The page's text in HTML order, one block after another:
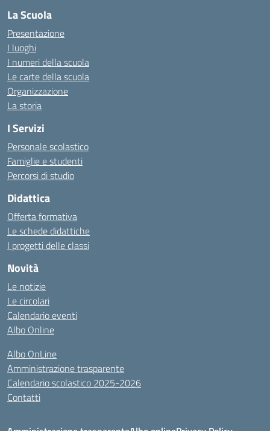
La Scuola
Presentazione
I luoghi
I numeri della scuola
Le carte della scuola
Organizzazione
La storia
I Servizi
Personale scolastico
Famiglie e studenti
Percorsi di studio
Didattica
Offerta formativa
Le schede didattiche
I progetti delle classi
Novità
Le notizie
Le circolari
Calendario eventi
Albo Online
Albo OnLine
Amministrazione trasparente
Calendario scolastico 2025-2026
Contatti